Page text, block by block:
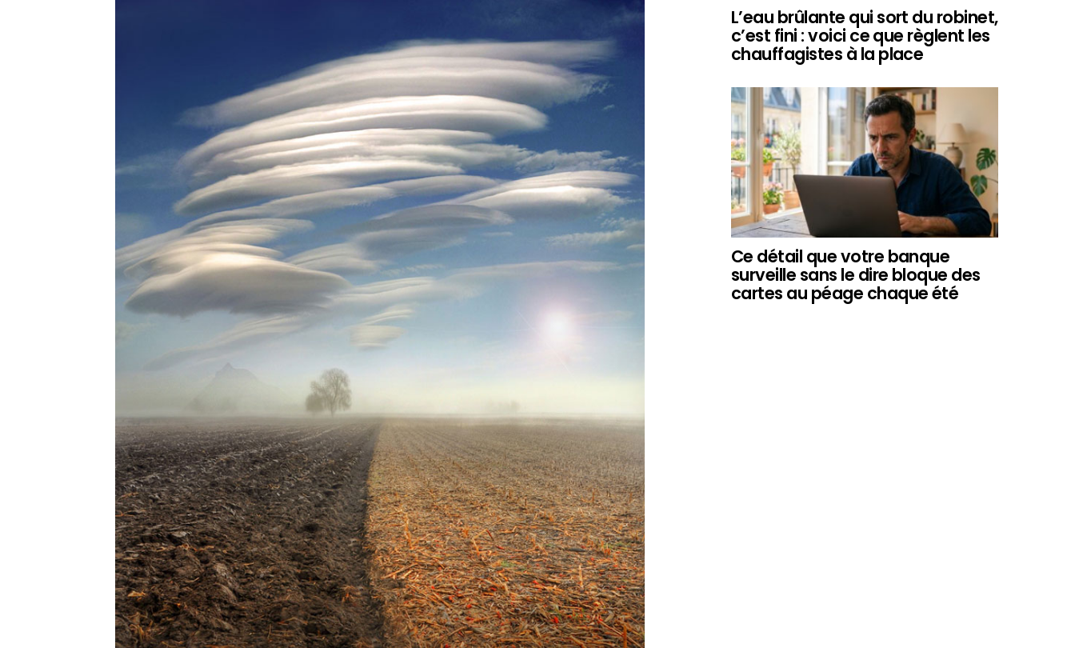
L’eau brûlante qui sort du robinet,
c’est fini : voici ce que règlent les
chauffagistes à la place
Ce détail que votre banque
surveille sans le dire bloque des
cartes au péage chaque été